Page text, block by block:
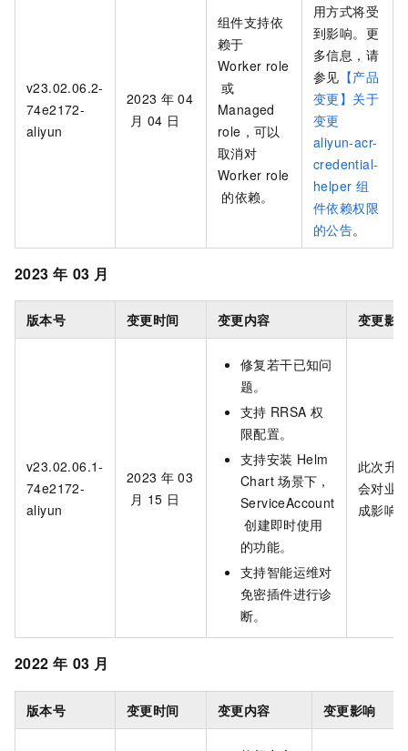
v23.02.06.2-
74e2172-
aliyun
2023 年 04
月 04 日
组件支持依
赖于
Worker role
或
Managed
role，可以
取消对
Worker role
的依赖。
用方式将受
到影响。更
多信息，请
参见 【产品
变更】关于
变更
aliyun-acr-
credential-
helper 组
件依赖权限
的公告。
2023 年 03 月
版本号 变更时间 变更内容 变更影
v23.02.06.1-
74e2172-
aliyun
2023 年 03
月 15 日
修复若干已知问
题。
支持 RRSA 权
限配置。
支持安装 Helm
Chart 场景下，
ServiceAccount
创建即时使用
的功能。
支持智能运维对
免密插件进行诊
断。
此次升
会对业
成影响
2022 年 03 月
版本号 变更时间 变更内容 变更影响